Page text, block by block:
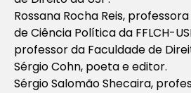
Rossana Rocha Reis,
de Ciência Política da FFLCH-
professor da Faculdade de
Sérgio Cohn, poeta e editor.
Sérgio Salomão Shecaira,